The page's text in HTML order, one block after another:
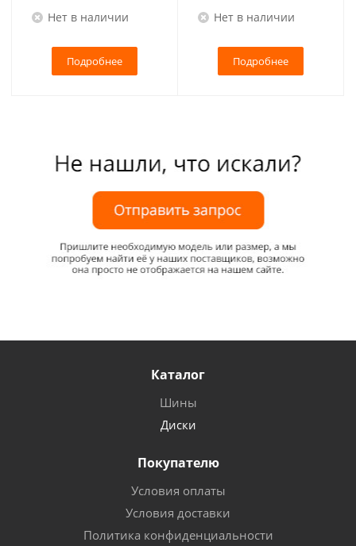
Нет в наличии
Подробнее
Нет в наличии
Подробнее
Каталог
Шины
Диски
Покупателю
Условия оплаты
Условия доставки
Политика конфиденциальности